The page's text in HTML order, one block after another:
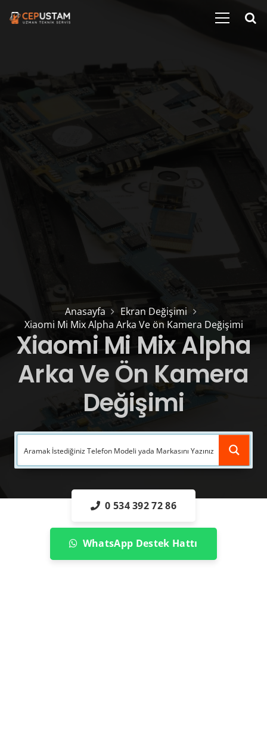
Anasayfa
Ekran Değişimi
Xiaomi Mi Mix Alpha Arka Ve ön Kamera Değişimi
Xiaomi Mi Mix Alpha
Arka Ve Ön Kamera
Değişimi
0 534 392 72 86
WhatsApp Destek Hattı